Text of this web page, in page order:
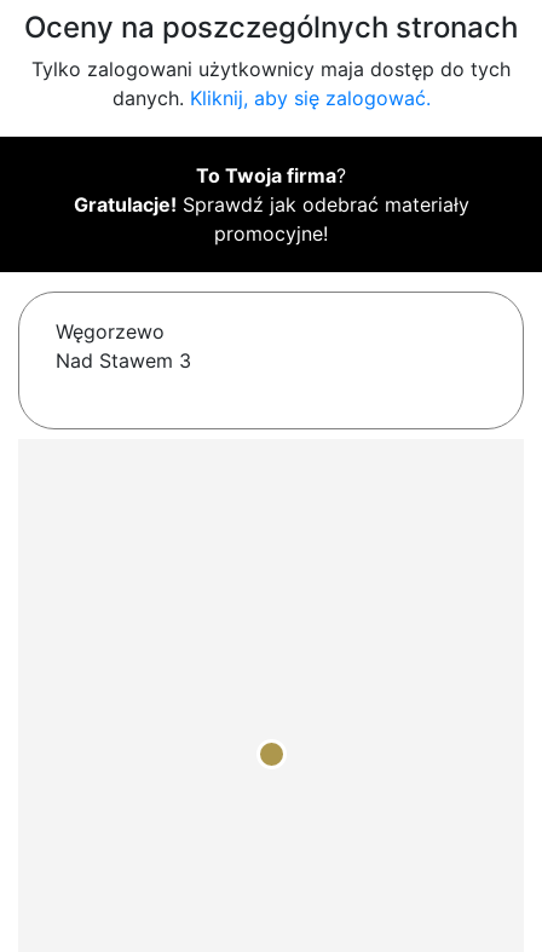
Oceny na poszczególnych stronach
Tylko zalogowani użytkownicy maja dostęp do tych
danych. Kliknij, aby się zalogować.
To Twoja firma?
Gratulacje! Sprawdź jak odebrać materiały
promocyjne!
Węgorzewo
Nad Stawem 3